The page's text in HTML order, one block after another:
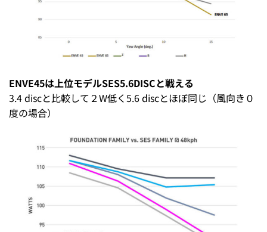
ENVE45は上位モデルSES5.6DISCと戦える
3.4 discと比較して２W低く5.6 discとほぼ同じ（風向き０
度の場合）